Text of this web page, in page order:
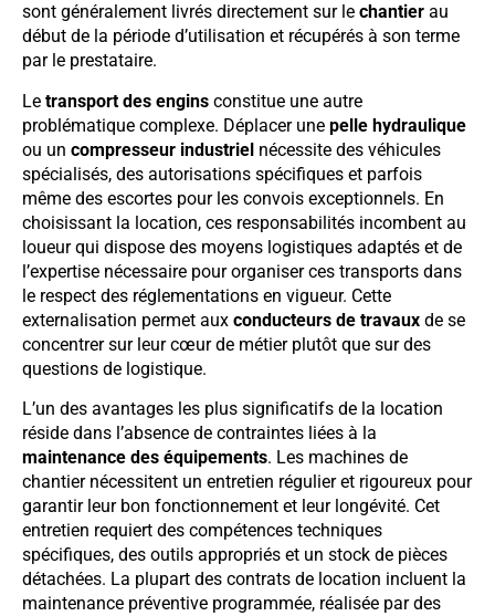
sont généralement livrés directement sur le chantier au
début de la période d’utilisation et récupérés à son terme
par le prestataire.
Le transport des engins constitue une autre
problématique complexe. Déplacer une pelle hydraulique
ou un compresseur industriel nécessite des véhicules
spécialisés, des autorisations spécifiques et parfois
même des escortes pour les convois exceptionnels. En
choisissant la location, ces responsabilités incombent au
loueur qui dispose des moyens logistiques adaptés et de
l’expertise nécessaire pour organiser ces transports dans
le respect des réglementations en vigueur. Cette
externalisation permet aux conducteurs de travaux de se
concentrer sur leur cœur de métier plutôt que sur des
questions de logistique.
L’un des avantages les plus significatifs de la location
réside dans l’absence de contraintes liées à la
maintenance des équipements. Les machines de
chantier nécessitent un entretien régulier et rigoureux pour
garantir leur bon fonctionnement et leur longévité. Cet
entretien requiert des compétences techniques
spécifiques, des outils appropriés et un stock de pièces
détachées. La plupart des contrats de location incluent la
maintenance préventive programmée, réalisée par des